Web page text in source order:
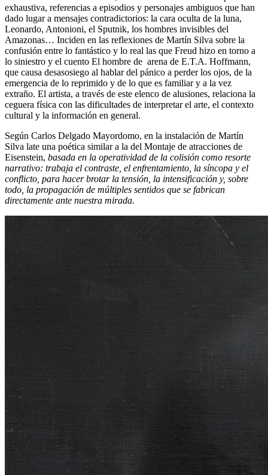
exhaustiva, referencias a episodios y personajes ambiguos que han
dado lugar a mensajes contradictorios: la cara oculta de la luna,
Leonardo, Antonioni, el Sputnik, los hombres invisibles del
Amazonas… Inciden en las reflexiones de Martín Silva sobre la
confusión entre lo fantástico y lo real las que Freud hizo en torno a
lo siniestro y el cuento El hombre de arena de E.T.A. Hoffmann,
que causa desasosiego al hablar del pánico a perder los ojos, de la
emergencia de lo reprimido y de lo que es familiar y a la vez
extraño. El artista, a través de este elenco de alusiones, relaciona la
ceguera física con las dificultades de interpretar el arte, el contexto
cultural y la información en general.
Según Carlos Delgado Mayordomo, en la instalación de Martín
Silva late una poética similar a la del Montaje de atracciones de
Eisenstein, basada en la operatividad de la colisión como resorte
narrativo: trabaja el contraste, el enfrentamiento, la síncopa y el
conflicto, para hacer brotar la tensión, la intensificación y, sobre
todo, la propagación de múltiples sentidos que se fabrican
directamente ante nuestra mirada.